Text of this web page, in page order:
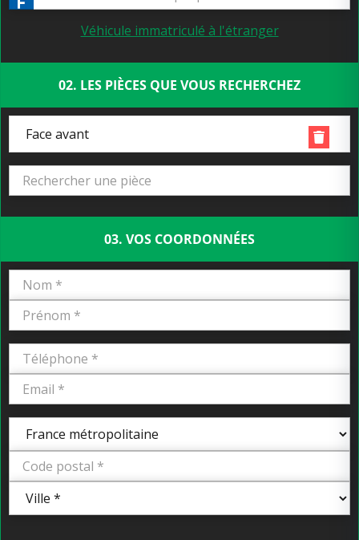
Véhicule immatriculé à l'étranger
02. LES PIÈCES QUE VOUS RECHERCHEZ
Face avant
03. VOS COORDONNÉES